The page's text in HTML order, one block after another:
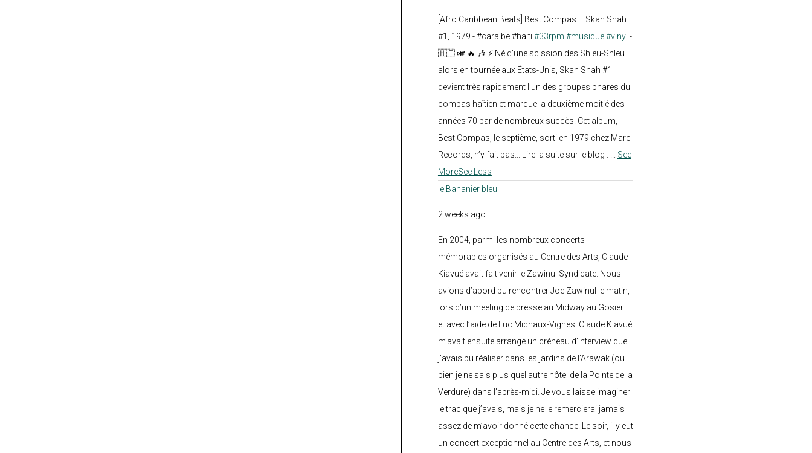
[Afro Caribbean Beats] Best Compas – Skah Shah
#1, 1979 - #caraïbe #haïti #33rpm #musique#vinyl -
🇭🇹 🎺 🔥 🎶 ⚡ Né d’une scission des Shleu-Shleu
alors en tournée aux États-Unis, Skah Shah #1
devient très rapidement l’un des groupes phares du
compas haïtien et marque la deuxième moitié des
années 70 par de nombreux succès. Cet album,
Best Compas, le septième, sorti en 1979 chez Marc
Records, n’y fait pas... Lire la suite sur le blog : ... See
MoreSee Less
le Bananier bleu
2 weeks ago
En 2004, parmi les nombreux concerts
mémorables organisés au Centre des Arts, Claude
Kiavué avait fait venir le Zawinul Syndicate. Nous
avions d’abord pu rencontrer Joe Zawinul le matin,
lors d’un meeting de presse au Midway au Gosier –
et avec l’aide de Luc Michaux-Vignes. Claude Kiavué
m’avait ensuite arrangé un créneau d’interview que
j’avais pu réaliser dans les jardins de l’Arawak (ou
bien je ne sais plus quel autre hôtel de la Pointe de la
Verdure) dans l’après-midi. Je vous laisse imaginer
le trac que j’avais, mais je ne le remercierai jamais
assez de m’avoir donné cette chance. Le soir, il y eut
un concert exceptionnel au Centre des Arts, et nous